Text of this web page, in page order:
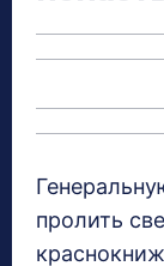
пролить